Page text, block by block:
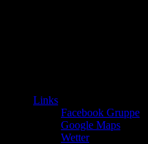
Links
Facebook Gruppe
Google Maps
Wetter